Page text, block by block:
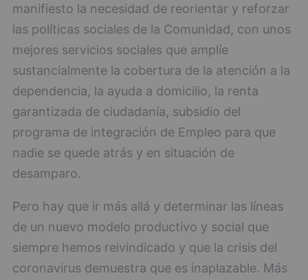
manifiesto la necesidad de reorientar y reforzar
las políticas sociales de la Comunidad, con unos
mejores servicios sociales que amplíe
sustancialmente la cobertura de la atención a la
dependencia, la ayuda a domicilio, la renta
garantizada de ciudadanía, subsidio del
programa de integración de Empleo para que
nadie se quede atrás y en situación de
desamparo.
Pero hay que ir más allá y determinar las líneas
de un nuevo modelo productivo y social que
siempre hemos reivindicado y que la crisis del
coronavirus demuestra que es inaplazable. Más